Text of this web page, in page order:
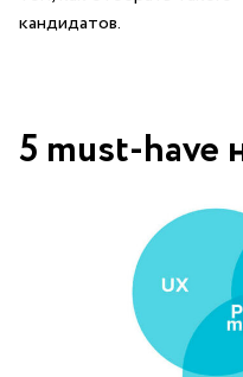
кандидатов.
5 must-have